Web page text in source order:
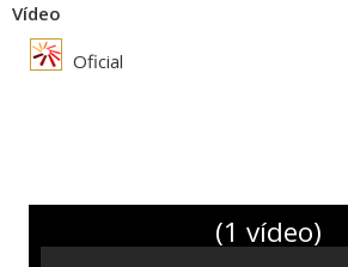
Vídeo
Oficial
(1 vídeo)